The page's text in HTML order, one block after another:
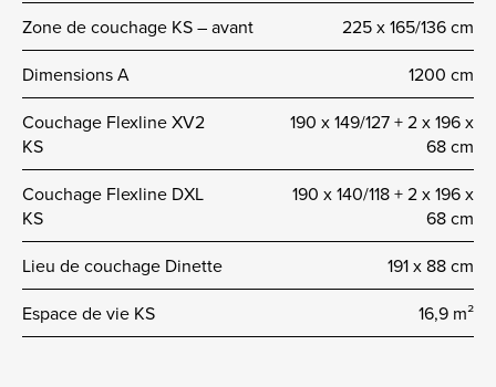
Zone de couchage KS – avant
225 x 165/136 cm
Dimensions A
1200 cm
Couchage Flexline XV2
KS
190 x 149/127 + 2 x 196 x
68 cm
Couchage Flexline DXL
KS
190 x 140/118 + 2 x 196 x
68 cm
Lieu de couchage Dinette
191 x 88 cm
Espace de vie KS
16,9 m²